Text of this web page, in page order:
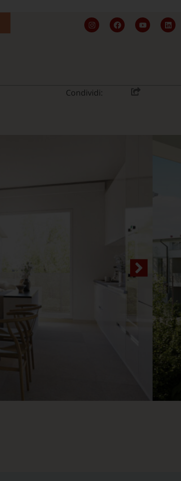
Condividi: